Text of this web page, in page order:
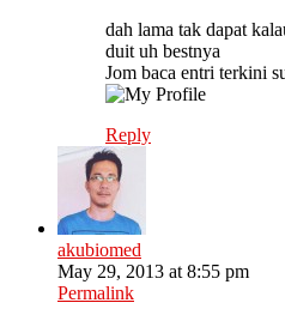
dah lama tak dapat
duit uh bestnya
Jom baca entri terkini
Reply
akubiomed
May 29, 2013 at 8:55 pm
Permalink